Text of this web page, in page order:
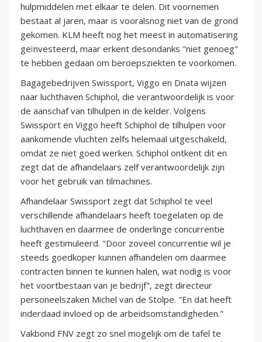
hulpmiddelen met elkaar te delen. Dit voornemen
bestaat al jaren, maar is vooralsnog niet van de grond
gekomen. KLM heeft nog het meest in automatisering
geïnvesteerd, maar erkent desondanks "niet genoeg"
te hebben gedaan om beroepsziekten te voorkomen.
Bagagebedrijven Swissport, Viggo en Dnata wijzen
naar luchthaven Schiphol, die verantwoordelijk is voor
de aanschaf van tilhulpen in de kelder. Volgens
Swissport en Viggo heeft Schiphol de tilhulpen voor
aankomende vluchten zelfs helemaal uitgeschakeld,
omdat ze niet goed werken. Schiphol ontkent dit en
zegt dat de afhandelaars zelf verantwoordelijk zijn
voor het gebruik van tilmachines.
Afhandelaar Swissport zegt dat Schiphol te veel
verschillende afhandelaars heeft toegelaten op de
luchthaven en daarmee de onderlinge concurrentie
heeft gestimuleerd. "Door zoveel concurrentie wil je
steeds goedkoper kunnen afhandelen om daarmee
contracten binnen te kunnen halen, wat nodig is voor
het voortbestaan van je bedrijf", zegt directeur
personeelszaken Michel van de Stolpe. "En dat heeft
inderdaad invloed op de arbeidsomstandigheden."
Vakbond FNV zegt zo snel mogelijk om de tafel te